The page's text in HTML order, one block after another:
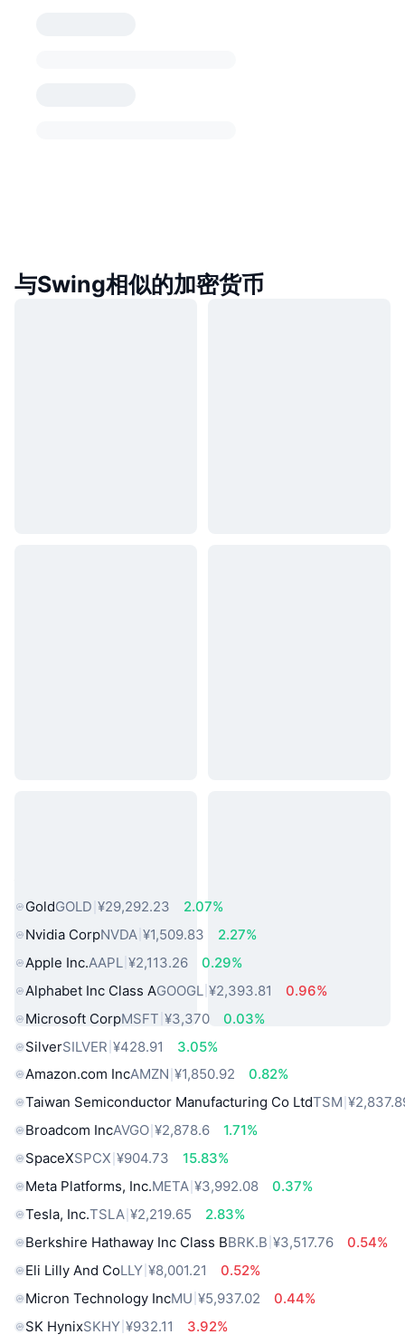
与Swing相似的加密货币
GoldGOLD ¥29,292.23
2.07%
Nvidia CorpNVDA ¥1,509.83
2.27%
Apple Inc.AAPL ¥2,113.26
0.29%
Alphabet Inc Class AGOOGL ¥2,393.81
0.96%
Microsoft CorpMSFT ¥3,370
0.03%
SilverSILVER ¥428.91
3.05%
Amazon.com IncAMZN ¥1,850.92
0.82%
Taiwan Semiconductor Manufacturing Co LtdTSM
Broadcom IncAVGO ¥2,878.6
1.71%
SpaceXSPCX ¥904.73
15.83%
Meta Platforms, Inc.META ¥3,992.08
0.37%
Tesla, Inc.TSLA ¥2,219.65
2.83%
Berkshire Hathaway Inc Class BBRK.B ¥3,517.76
0.54%
Eli Lilly And CoLLY ¥8,001.21
0.52%
Micron Technology IncMU ¥5,937.02
0.44%
SK HynixSKHY ¥932.11
3.92%